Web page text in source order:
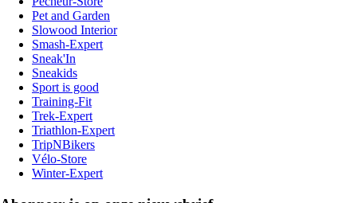
Pet and Garden
Slowood Interior
Smash-Expert
Sneak'In
Sneakids
Sport is good
Training-Fit
Trek-Expert
Triathlon-Expert
TripNBikers
Vélo-Store
Winter-Expert